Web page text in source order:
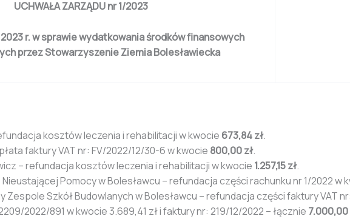
UCHWAŁA ZARZĄDU nr 1/2023
r. w sprawie wydatkowania środków finansowych
przez Stowarzyszenie Ziemia Bolesławiecka
kosztów leczenia i rehabilitacji w kwocie 673,84 zł.
faktury VAT nr: FV/2022/12/30-6 w kwocie 800,00 zł.
– refundacja kosztów leczenia i rehabilitacji w kwocie 1.257,15 zł.
Pomocy w Bolesławcu – refundacja części rachunku nr 1/2022 w
Zespole Szkół Budowlanych w Bolesławcu – refundacja części faktury VAT
2022/891 w kwocie 3.689,41 zł i faktury nr: 219/12/2022 – łącznie 7.000,00